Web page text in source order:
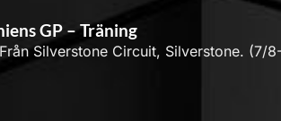
GP – Träning
Silverstone Circuit, Silverstone. (7/